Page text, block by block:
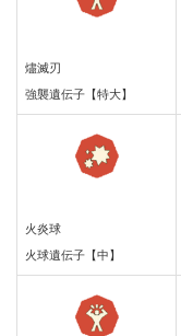
燼滅刃
強襲遺伝子【特大】
火炎球
火球遺伝子【中】